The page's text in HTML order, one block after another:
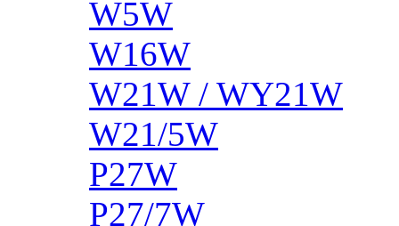
W5W
W16W
W21W / WY21W
W21/5W
P27W
P27/7W